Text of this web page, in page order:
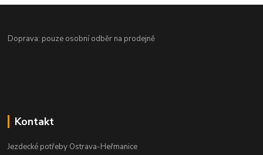
Doprava: pouze osobní odběr na prodejně
Kontakt
Jezdecké potřeby Ostrava-Heřmanice